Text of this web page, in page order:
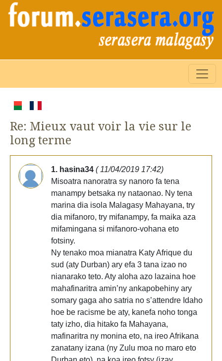
Re: Mieux vaut voir la vie sur le
long terme
1. hasina34 ( 11/04/2019 17:42)
Misoatra nanoratra sy nanoro fa tena
manampy betsaka ny nataonao. Ny tena
marina dia isola Malagasy Mahayana, try
dia mifanoro, try mifanampy, fa maika aza
mifamingana si mifanoro-vohana eto
fotsiny.
Ny tenako moa mianatra Katy Afrique du
sud (aty Durban) ary efa 3 tana izao no
nianarako teto. Aty aloha azo lazaina hoe
mahafinaritra amin’ny ankapobehiny ary
somary gaga aho satria no s’attendre Idaho
hoe be racisme be aty, kanefa noho tonga
taty izho, dia hitako fa Mahayana,
mafinaritra ny monina eto, na ireo Afrikana
zanatany izana (ny Zulu moa no maro eto